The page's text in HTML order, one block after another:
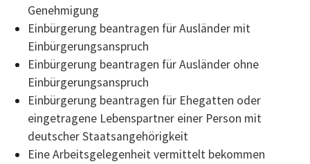
Genehmigung
Einbürgerung beantragen für Ausländer mit
Einbürgerungsanspruch
Einbürgerung beantragen für Ausländer ohne
Einbürgerungsanspruch
Einbürgerung beantragen für Ehegatten oder
eingetragene Lebenspartner einer Person mit
deutscher Staatsangehörigkeit
Eine Arbeitsgelegenheit vermittelt bekommen